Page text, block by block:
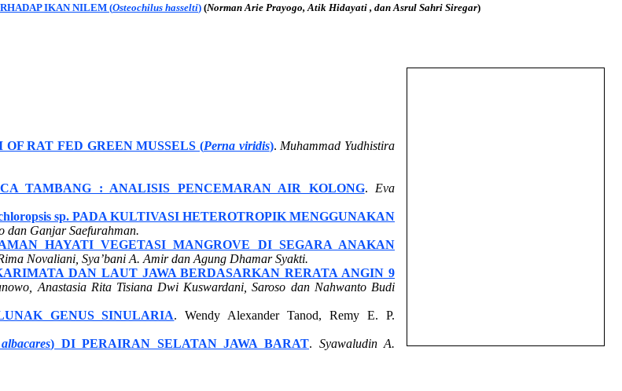
IKAN NILEM (Osteochilus hasselti) (Norman Arie Prayogo, Atik Hidayati , dan Asrul Sahri Siregar)
RAT FED GREEN MUSSELS (Perna viridis). Muhammad Yudhistira
TAMBANG : ANALISIS PENCEMARAN AIR KOLONG. Eva
sp. PADA KULTIVASI HETEROTROPIK MENGGUNAKAN
dan Ganjar Saefurahman.
HAYATI VEGETASI MANGROVE DI SEGARA ANAKAN
Novaliani, Sya’bani A. Amir dan Agung Dhamar Syakti.
DAN LAUT JAWA BERDASARKAN RERATA ANGIN 9
Anastasia Rita Tisiana Dwi Kuswardani, Saroso dan Nahwanto Budi
GENUS SINULARIA. Wendy Alexander Tanod, Remy E. P.
) DI PERAIRAN SELATAN JAWA BARAT. Syawaludin A.